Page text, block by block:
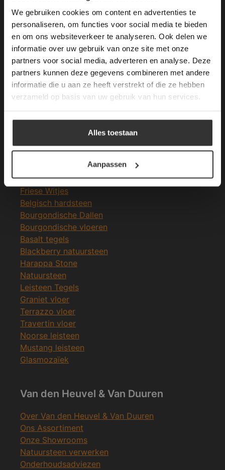
We gebruiken cookies om content en advertenties te
personaliseren, om functies voor social media te bieden
en om ons websiteverkeer te analyseren. Ook delen we
informatie over uw gebruik van onze site met onze
partners voor social media, adverteren en analyse. Deze
partners kunnen deze gegevens combineren met andere
informatie die u aan ze heeft verstrekt of die ze hebben
verzameld op basis van uw gebruik van hun services.
Alles toestaan
Aanpassen
Merken Glasmozaïek
Meeste Gezochte Natuursteen
Natuursteen vloeren
Leisteen terrastegels
Marmer tegels
Friese Witjes
Belgisch hardsteen
Bourgondische Dallen
Bourgondische vloeren
Basalt tegels
Blackberry natuursteen
Harappa Stone
Natuursteen
Leisteen Tegels
Graniet vloer
Terrazzo vloer
Travertin vloer
Noorse leisteen
Mustang leisteen
Glasmozaïek
Van den Heuvel & Van Duuren
Over Van den Heuvel & Van Duuren
Ons Assortiment
Onze Showrooms
Natuursteen verwerken
Onderhoudsadviezen
longer working. Please contact the website
administrator.
Deze website gebruikt cookies om de
gebruikerservaring te verbeteren. Door
gebruik te maken van onze website geeft u
toestemming voor alle cookies in
overeenstemming met ons cookiebeleid.Lees
verder
ALLES ACCEPTEREN
ALLES AFWIJZEN
DETAILS WEERGEVEN